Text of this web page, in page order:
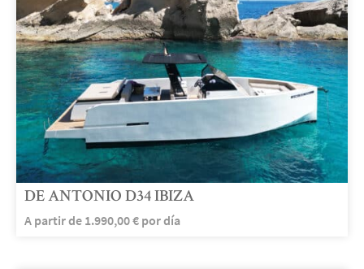
DE ANTONIO D34 IBIZA
A partir de 1.990,00€ por día